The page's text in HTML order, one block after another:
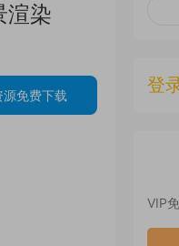
渲染
源免费下载 登
VIP